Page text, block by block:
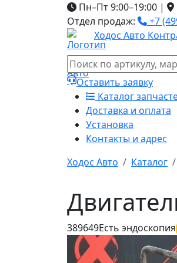
Пн–Пт 9:00–19:00 |
Отдел продаж:
+7
Ходос Авто
Оставить заявку
Каталог
Доставка и оплата
Установка
Контакты и адрес
Ходос Авто
Каталог
389649Есть эндоскопия